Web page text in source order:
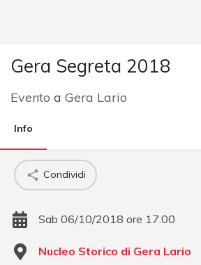
Gera Segreta 2018
Evento a Gera Lario
Info
Condividi
Sab 06/10/2018 ore 17:00
Nucleo Storico di Gera Lario